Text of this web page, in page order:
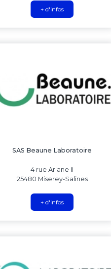
+ d'infos
SAS Beaune Laboratoire
4 rue Ariane II
25480 Miserey-Salines
+ d'infos